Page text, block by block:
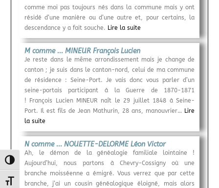
Passer en contraste élevé
Changer la taille de la police
comme moi pas toujours nés dans la commune mais y ont
résidé d’une manière ou d’une autre et, pour certains, la
descendance y a fait souche. Lire la suite
M comme ... MINEUR François Lucien
Je reste dans le même arrondissement mais je change de
canton ; je suis dans le canton-nord, celui de ma commune
de résidence : Seine-Port. Je vais donc vous parler d’un
seine-portais participant à la Guerre de 1870-1871
! François Lucien MINEUR naît le 29 juillet 1848 à Seine-
Port. Il est fils de Jean Mathurin, 28 ans, manouvrier… Lire
la suite
N comme ... NOUETTE-DELORME Léon Victor
Ah, le démon de la généalogie familiale lointaine !
Aujourd’hui, nous partons à Chevry-Cossigny où une
branche moisséenne a émigré. Vous verrez que par cette
branche, j’ai un cousin généalogique éloigné, mais alors